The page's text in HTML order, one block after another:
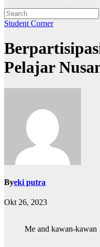
Student Corner
Pelajar
Byeki putra
Okt 26, 2023
Me and kawan-kawan